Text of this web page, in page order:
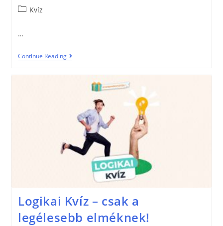
Kvíz
…
Continue Reading
Logikai Kvíz – csak a
legélesebb elméknek!